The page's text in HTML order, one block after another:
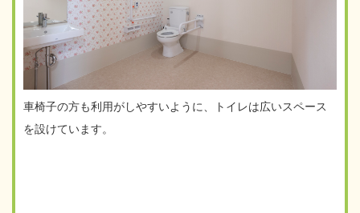
車椅子の方も利用がしやすいように、トイレは広いスペース
を設けています。